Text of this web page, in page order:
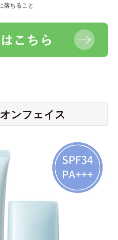
落ちること
ンフェイス